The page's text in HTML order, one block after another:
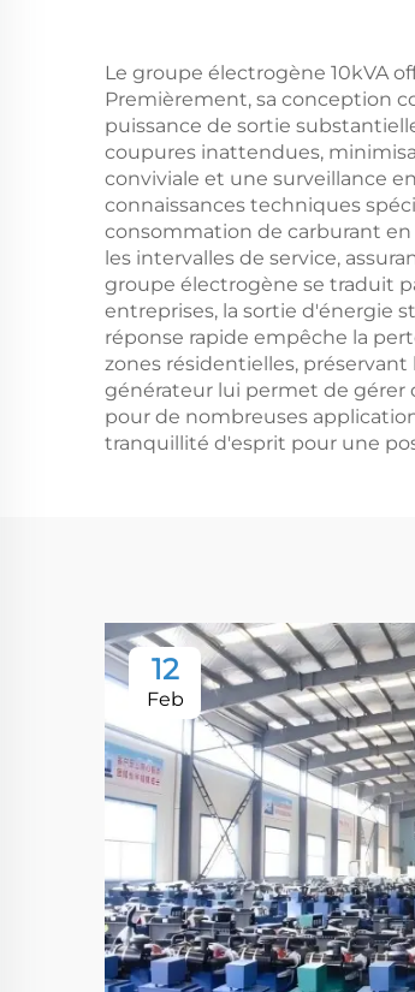
Le groupe électrogène 10kVA
Premièrement, sa conception
puissance de sortie
coupures inattendues,
conviviale et une surveillance
connaissances techniques
consommation de carburant
les intervalles de service,
groupe électrogène se traduit
entreprises, la sortie d'énergie
réponse rapide empêche la
zones résidentielles,
générateur lui permet de gérer
pour de nombreuses
tranquillité d'esprit pour une
12
Feb